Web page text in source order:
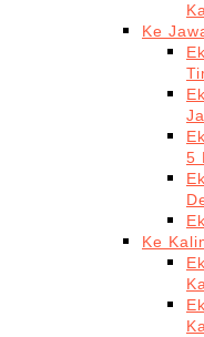
Ke
5
Ke